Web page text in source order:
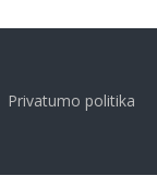
Privatumo politika